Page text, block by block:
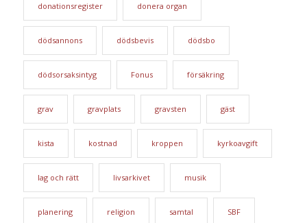
donationsregister donera organ
dödsannons dödsbevis dödsbo
dödsorsaksintyg Fonus försäkring
grav gravplats gravsten gäst
kista kostnad kroppen kyrkoavgift
lag och rätt livsarkivet musik
planering religion samtal SBF